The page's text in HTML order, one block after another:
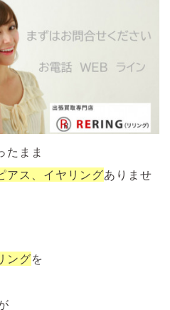
たまま
アス、イヤリングありませ
ングを